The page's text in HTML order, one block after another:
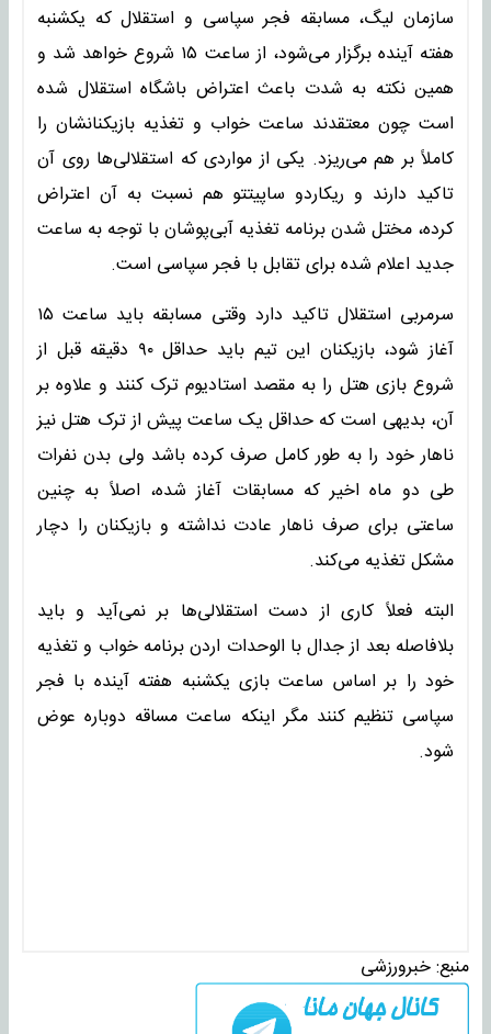
سازمان لیگ، مسابقه فجر سپاسی و استقلال که یکشنبه
هفته آینده برگزار می‌شود، از ساعت ۱۵ شروع خواهد شد و
همین نکته به شدت باعث اعتراض باشگاه استقلال شده
است چون معتقدند ساعت خواب و تغذیه بازیکنانشان را
کاملاً بر هم می‌ریزد. یکی از مواردی که استقلالی‌ها روی آن
تاکید دارند و ریکاردو ساپیتتو هم نسبت به آن اعتراض
کرده، مختل شدن برنامه تغذیه آبی‌پوشان با توجه به ساعت
جدید اعلام شده برای تقابل با فجر سپاسی است.
سرمربی استقلال تاکید دارد وقتی مسابقه باید ساعت ۱۵
آغاز شود، بازیکنان این تیم باید حداقل ۹۰ دقیقه قبل از
شروع بازی هتل را به مقصد استادیوم ترک کنند و علاوه بر
آن، بدیهی است که حداقل یک ساعت پیش از ترک هتل نیز
ناهار خود را به طور کامل صرف کرده باشد ولی بدن نفرات
طی دو ماه اخیر که مسابقات آغاز شده، اصلاً به چنین
ساعتی برای صرف ناهار عادت نداشته و بازیکنان را دچار
مشکل تغذیه می‌کند.
البته فعلاً کاری از دست استقلالی‌ها بر نمی‌آید و باید
بلافاصله بعد از جدال با الوحدات اردن برنامه خواب و تغذیه
خود را بر اساس ساعت بازی یکشنبه هفته آینده با فجر
سپاسی تنظیم کنند مگر اینکه ساعت مساقه دوباره عوض
شود.
منبع:خبرورزشی